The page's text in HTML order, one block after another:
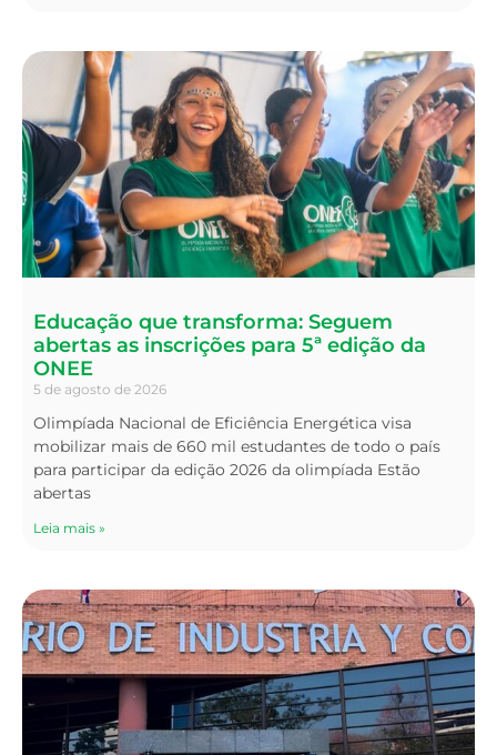
Educação que transforma: Seguem
abertas as inscrições para 5ª edição da
ONEE
5 de agosto de 2026
Olimpíada Nacional de Eficiência Energética visa
mobilizar mais de 660 mil estudantes de todo o país
para participar da edição 2026 da olimpíada Estão
abertas
Leia mais »